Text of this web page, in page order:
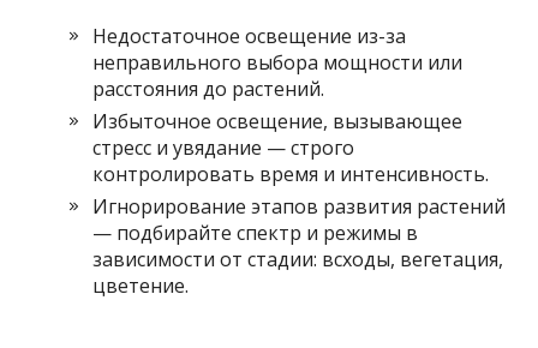
Недостаточное освещение из-за
неправильного выбора мощности или
расстояния до растений.
Избыточное освещение, вызывающее
стресс и увядание — строго
контролировать время и интенсивность.
Игнорирование этапов развития растений
— подбирайте спектр и режимы в
зависимости от стадии: всходы, вегетация,
цветение.